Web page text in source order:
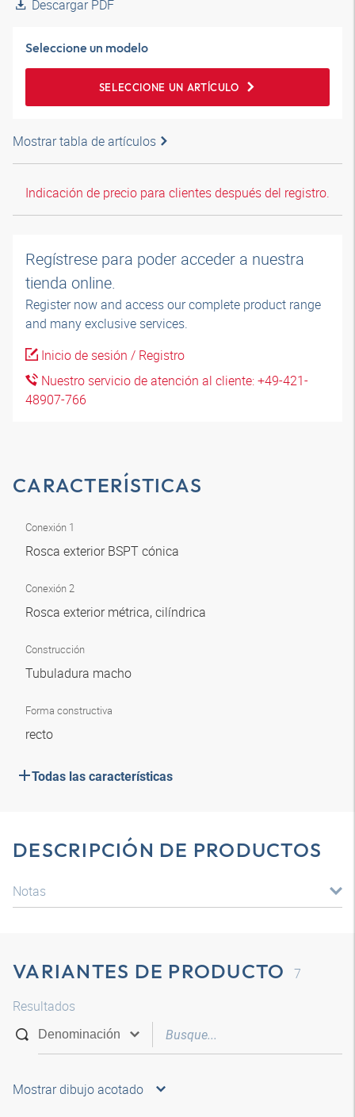
Descargar PDF
Seleccione un modelo
SELECCIONE UN ARTÍCULO
Mostrar tabla de artículos
Indicación de precio para clientes después del registro.
Regístrese para poder acceder a nuestra
tienda online.
Register now and access our complete product range
and many exclusive services.
Inicio de sesión / Registro
Nuestro servicio de atención al cliente: +49-421-
48907-766
CARACTERÍSTICAS
Conexión 1
Rosca exterior BSPT cónica
Conexión 2
Rosca exterior métrica, cilíndrica
Construcción
Tubuladura macho
Forma constructiva
recto
Todas las características
DESCRIPCIÓN DE PRODUCTOS
Notas
VARIANTES DE PRODUCTO
7
Resultados
Mostrar dibujo acotado